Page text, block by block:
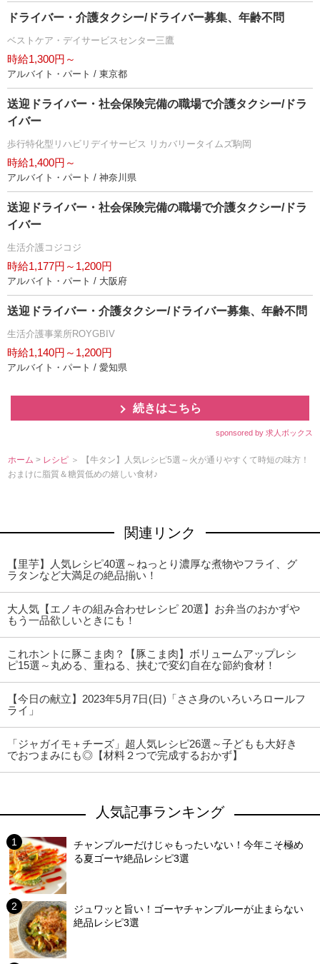
ドライバー・介護タクシー/ドライバー募集、年齢不問
ベストケア・デイサービスセンター三鷹
時給1,300円～
アルバイト・パート / 東京都
送迎ドライバー・社会保険完備の職場で介護タクシー/ドラ
イバー
歩行特化型リハビリデイサービス リカバリータイムズ駒岡
時給1,400円～
アルバイト・パート / 神奈川県
送迎ドライバー・社会保険完備の職場で介護タクシー/ドラ
イバー
生活介護コジコジ
時給1,177円～1,200円
アルバイト・パート / 大阪府
送迎ドライバー・介護タクシー/ドライバー募集、年齢不問
生活介護事業所ROYGBIV
時給1,140円～1,200円
アルバイト・パート / 愛知県
続きはこちら
sponsored by 求人ボックス
ホーム > レシピ ＞ 【牛タン】人気レシピ5選～火が通りやすくて時短の味方！
おまけに脂質＆糖質低めの嬉しい食材♪
関連リンク
【里芋】人気レシピ40選～ねっとり濃厚な煮物やフライ、グ
ラタンなど大満足の絶品揃い！
大人気【エノキの組み合わせレシピ 20選】お弁当のおかず
もう一品欲しいときにも！
これホントに豚こま肉？【豚こま肉】ボリュームアップレシ
ピ15選～丸める、重ねる、挟むで変幻自在な節約食材！
【今日の献立】2023年5月7日(日)「ささ身のいろいろロールフ
ライ」
「ジャガイモ＋チーズ」超人気レシピ26選～子どもも大好き
でおつまみにも◎【材料２つで完成するおかず】
人気記事ランキング
チャンプルーだけじゃもったいない！今年こそ極め
る夏ゴーヤ絶品レシピ3選
ジュワッと旨い！ゴーヤチャンプルーが止まらない
絶品レシピ3選